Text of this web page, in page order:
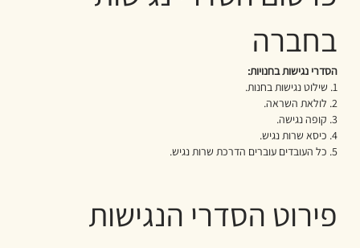
בחברה
הסדרי נגישות בחנויות:
1. שילוט נגישות בחנות.
2. לולאת השראה.
3. קופה נגישה.
4. כיסא שרות נגיש.
5. כל העובדים עוברים הדרכת שרות נגיש.
פירוט הסדרי הנגישות